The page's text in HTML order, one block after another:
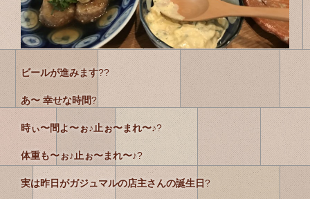
ビールが進みます??
あ〜 幸せな時間?
時ぃ〜間よ〜ぉ♪止ぉ〜まれ〜♪?
体重も〜ぉ♪止ぉ〜まれ〜♪?
実は昨日がガジュマルの店主さんの誕生日?